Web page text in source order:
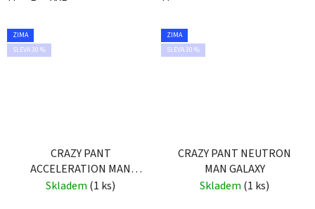
ZIMA
SLEVA 30 %
CRAZY PANT
ACCELERATION MAN
LIKEN
Skladem (1 ks)
ZIMA
SLEVA 30 %
CRAZY PANT NEUTRON
MAN GALAXY
Skladem (1 ks)